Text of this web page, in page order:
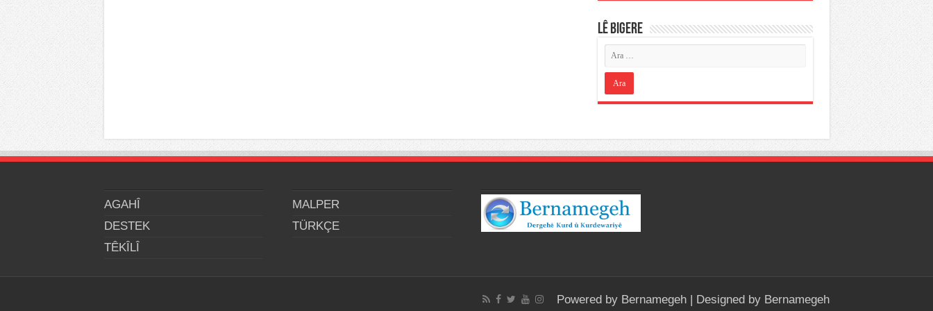
LÊ BIGERE
AGAHÎ
DESTEK
TÊKÎLÎ
MALPER
TÜRKÇE
Powered by Bernamegeh| Designed by Bernamegeh